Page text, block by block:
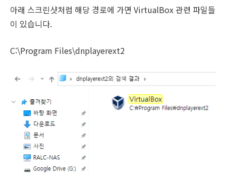
아래 스크린샷처럼 해당 경로에 가면 VirtualBox 관련 파일들
이 있습니다.
C:\Program Files\dnplayerext2